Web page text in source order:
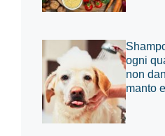
ogni
non
manto